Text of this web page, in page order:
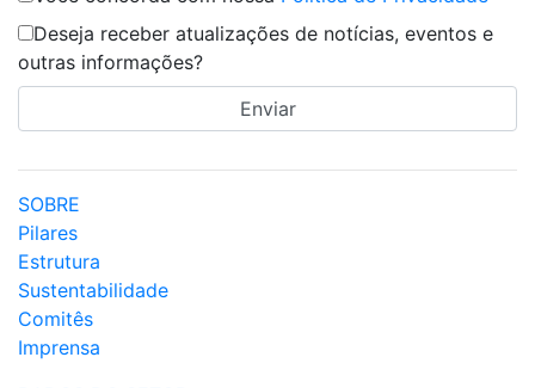
Deseja receber atualizações de notícias, eventos e
outras informações?
SOBRE
Pilares
Estrutura
Sustentabilidade
Comitês
Imprensa